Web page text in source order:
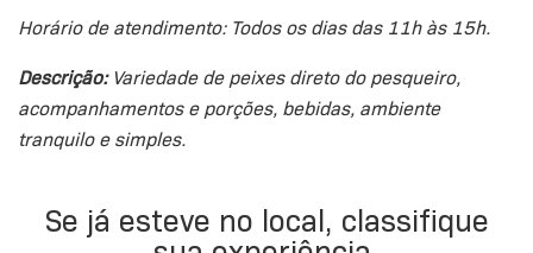
Horário de atendimento: Todos os dias das 11h às 15h.
Descrição:Variedade de peixes direto do pesqueiro,
acompanhamentos e porções, bebidas, ambiente
tranquilo e simples.
Se já esteve no local, classifique